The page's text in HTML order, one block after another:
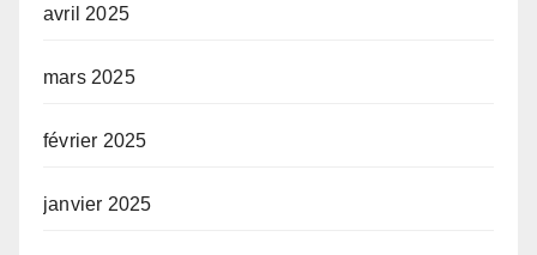
avril 2025
mars 2025
février 2025
janvier 2025